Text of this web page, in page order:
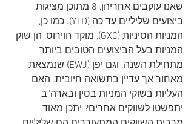
שאנו עוקבים אחריהן, 8 מתוכן מציגות
ביצועים שליליים עד כה (YTD). כמו כן,
המניות הסיניות (GXC), מוקד הוירוס, הן שוק
המניות בעל הביצועים הטובים ביותר
מתחילת השנה. וגם יפן (EWJ) שנמצאת
מאחור אך עדיין בתשואה חיובית. האם
העליות בשוקי המניות בסין ובארה"ב
יתפשטו לשווקים אחרים? יתכן מאוד.